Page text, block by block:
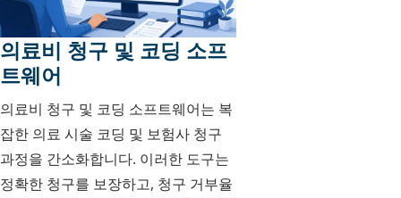
의료비 청구 및 코딩 소프
트웨어
의료비 청구 및 코딩 소프트웨어는 복
잡한 의료 시술 코딩 및 보험사 청구
과정을 간소화합니다. 이러한 도구는
정확한 청구를 보장하고, 청구 거부율